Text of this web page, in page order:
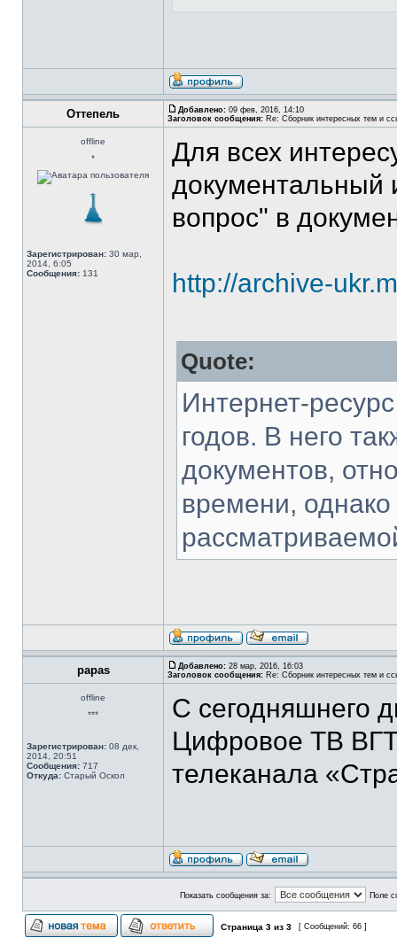
Оттепель Добавлено: 09 фев, 2016, 14:10
Заголовок сообщения: Re: Сборник интересных тем и
offline
*
Зарегистрирован: 30 мар,
2014, 6:05
Сообщения: 131
Для всех
документальный
вопрос" в
http://archive-
Quote:
Интернет-
годов. В него
документов,
времени,
papas Добавлено: 28 мар, 2016, 16:03
Заголовок сообщения: Re: Сборник интересных тем и
offline
***
Зарегистрирован: 08 дек,
2014, 20:51
Сообщения: 717
Откуда: Старый Оскол
С сегодняшнего
Цифровое ТВ
телеканала
Показать сообщения за: Поле
Страница 3 из 3 [ Сообщений: 66 ]